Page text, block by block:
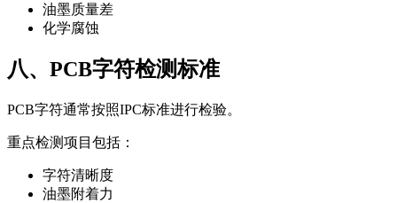
油墨质量差
化学腐蚀
八、PCB字符检测标准
PCB字符通常按照IPC标准进行检验。
重点检测项目包括：
字符清晰度
油墨附着力